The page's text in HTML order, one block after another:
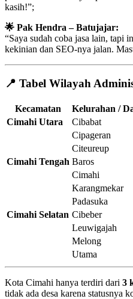
kasih!”;
🌟 Pak Hendra – Batujajar:
“Saya sudah coba jasa lain, tapi
kekinian dan SEO-nya jalan.
📍 Tabel Wilayah
Kecamatan
Kelurahan /
Cimahi Utara
Cibabat
Cipageran
Citeureup
Cimahi Tengah Baros
Cimahi
Karangmekar
Padasuka
Cimahi Selatan Cibeber
Leuwigajah
Melong
Utama
Kota Cimahi hanya terdiri dari 3
tidak ada desa karena statusnya